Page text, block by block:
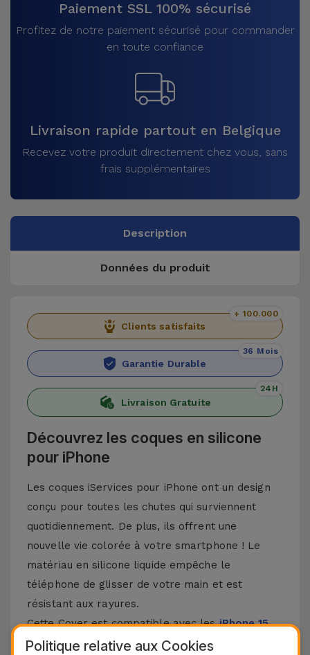
Paiement SSL 100% sécurisé
Profitez de notre paiement sécurisé pour commander
en toute confiance
Livraison rapide partout en Belgique
Recevez votre produit directement chez vous, sans
frais supplémentaires
Description
Données du produit
Clients satisfaits
+ 100.000
Garantie Durable
36 Mois
Livraison Gratuite
24H
Découvrez les coques en silicone
pour iPhone
Les coques iServices pour iPhone ont un design
conçu pour toutes les chutes qui surviennent
quotidiennement. De plus, ils offrent une
nouvelle vie colorée à votre smartphone ! Le
matériau en silicone liquide empêche le
téléphone de glisser de votre main et est
résistant aux rayures.
Cette Cover est compatible avec lesiPhone 15,
14, 13, 12, entre autres, ainsi qu'avec le modèle le
Politique relative aux Cookies